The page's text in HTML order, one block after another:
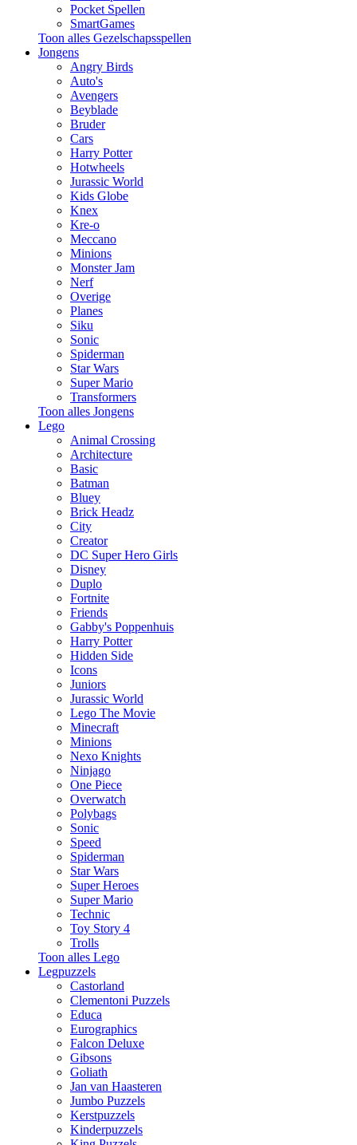
Pocket Spellen
SmartGames
Toon alles Gezelschapsspellen
Jongens
Angry Birds
Auto's
Avengers
Beyblade
Bruder
Cars
Harry Potter
Hotwheels
Jurassic World
Kids Globe
Knex
Kre-o
Meccano
Minions
Monster Jam
Nerf
Overige
Planes
Siku
Sonic
Spiderman
Star Wars
Super Mario
Transformers
Toon alles Jongens
Lego
Animal Crossing
Architecture
Basic
Batman
Bluey
Brick Headz
City
Creator
DC Super Hero Girls
Disney
Duplo
Fortnite
Friends
Gabby's Poppenhuis
Harry Potter
Hidden Side
Icons
Juniors
Jurassic World
Lego The Movie
Minecraft
Minions
Nexo Knights
Ninjago
One Piece
Overwatch
Polybags
Sonic
Speed
Spiderman
Star Wars
Super Heroes
Super Mario
Technic
Toy Story 4
Trolls
Toon alles Lego
Legpuzzels
Castorland
Clementoni Puzzels
Educa
Eurographics
Falcon Deluxe
Gibsons
Goliath
Jan van Haasteren
Jumbo Puzzels
Kerstpuzzels
Kinderpuzzels